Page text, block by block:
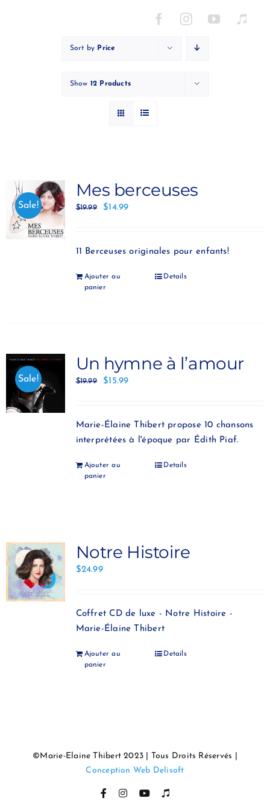
Sort by Price
Show 12 Products
Sale!
Mes berceuses
$19.99 $14.99
11 Berceuses originales pour enfants!
Ajouter au
panier
Details
Sale!
Un hymne à l’amour
$19.99 $15.99
Marie-Élaine Thibert propose 10 chansons
interprétées à l'époque par Édith Piaf.
Ajouter au
panier
Details
Notre Histoire
$24.99
Coffret CD de luxe - Notre Histoire -
Marie-Élaine Thibert
Ajouter au
panier
Details
©Marie-Elaine Thibert 2023 | Tous Droits Réservés |
Conception Web Delisoft
FacebookInstagramYouTube